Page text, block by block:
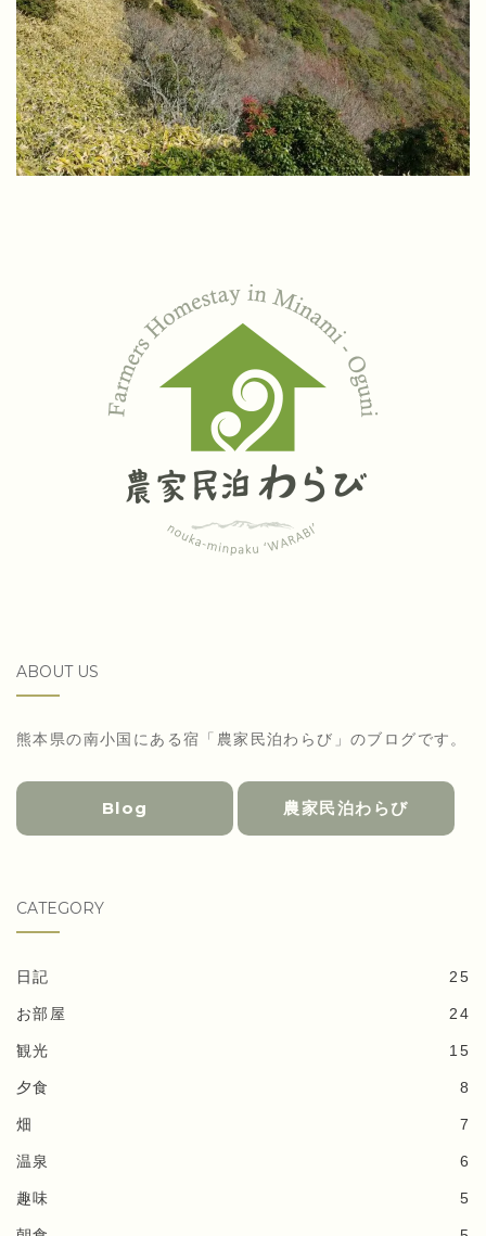
ABOUT US
熊本県の南小国にある宿「農家民泊わらび」のブログです。
Blog 農家民泊わらび
CATEGORY
日記 25
お部屋 24
観光 15
夕食 8
畑 7
温泉 6
趣味 5